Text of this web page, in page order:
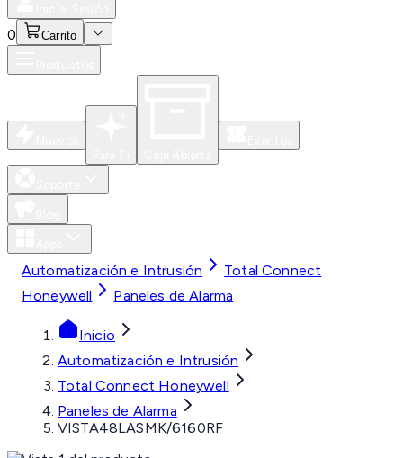
0 Carrito
Automatización e Intrusión
Total Connect
Honeywell
Paneles de Alarma
Inicio
Automatización e Intrusión
Total Connect Honeywell
Paneles de Alarma
VISTA48LASMK/6160RF